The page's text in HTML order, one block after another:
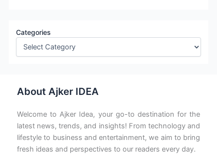
Categories
About Ajker IDEA
Welcome to Ajker Idea, your go-to destination for the
latest news, trends, and insights! From technology and
lifestyle to business and entertainment, we aim to bring
fresh ideas and perspectives to our readers every day.